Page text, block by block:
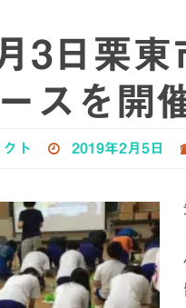
3日栗
スを開
ト 2019年2月5日